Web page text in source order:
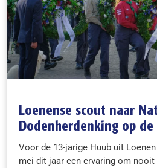
Loenense scout naar
Dodenherdenking op de
Voor de 13-jarige Huub uit
mei dit jaar een ervaring om